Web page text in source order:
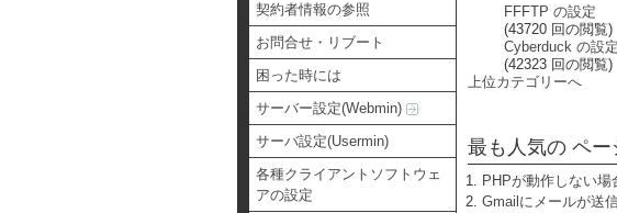
契約者情報の参照
お問合せ・リブート
困った時には
サーバー設定(Webmin)
サーバ設定(Usermin)
各種クライアントソフトウェ
アの設定
FFFTP の設定
(43720 回の閲覧)
Cyberduck の設定
(42323 回の閲覧)
上位カテゴリーへ
最も人気の ペー
PHPが動作しない場
Gmailにメールが送